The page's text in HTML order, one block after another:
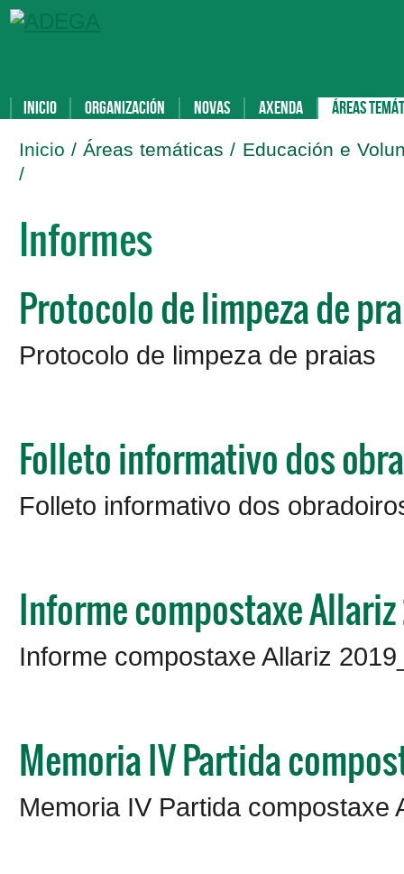
Inicio Organización Novas Axenda Áreas
Inicio / Áreas temáticas / Educación e
/
Informes
Protocolo de limpeza de
Protocolo de limpeza de praias
Folleto informativo dos
Folleto informativo dos
Informe compostaxe
Informe compostaxe Allariz
Memoria IV Partida
Memoria IV Partida compostaxe